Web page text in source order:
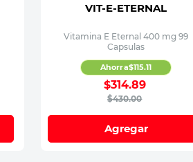
VIT-E-ETERNAL
Vitamina E Eternal 400 mg 99
Capsulas
$430.00
$314.89
Ahorra$115.11
Agregar